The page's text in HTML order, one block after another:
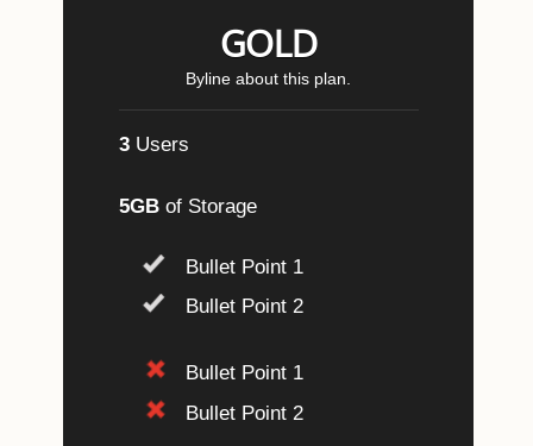
GOLD
Byline about this plan.
3Users
5GBof Storage
Bullet Point 1
Bullet Point 2
Bullet Point 1
Bullet Point 2